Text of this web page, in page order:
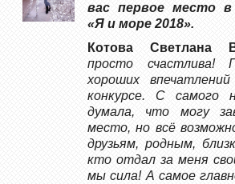
вас первое место в
«Я и море 2018».
Котова Светлана
просто счастлива!
хороших
конкурсе. С самого
думала, что могу
место, но всё
друзьям, родным,
кто отдал за меня
мы сила! А самое